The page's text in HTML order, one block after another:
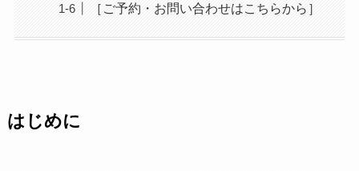
［ご予約・お問い合わせはこちらから］
はじめに